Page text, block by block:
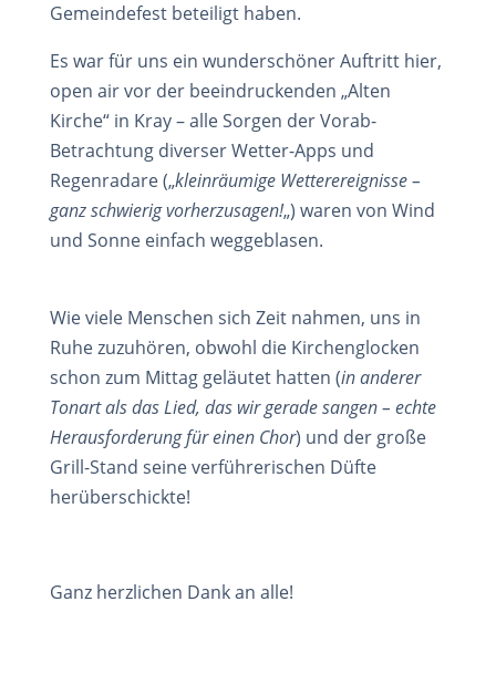
Gemeindefest beteiligt haben.
Es war für uns ein wunderschöner Auftritt hier,
open air vor der beeindruckenden „Alten
Kirche“ in Kray – alle Sorgen der Vorab-
Betrachtung diverser Wetter-Apps und
Regenradare („kleinräumige Wetterereignisse –
ganz schwierig vorherzusagen!„) waren von Wind
und Sonne einfach weggeblasen.
Wie viele Menschen sich Zeit nahmen, uns in
Ruhe zuzuhören, obwohl die Kirchenglocken
schon zum Mittag geläutet hatten (in anderer
Tonart als das Lied, das wir gerade sangen – echte
Herausforderung für einen Chor) und der große
Grill-Stand seine verführerischen Düfte
herüberschickte!
Ganz herzlichen Dank an alle!